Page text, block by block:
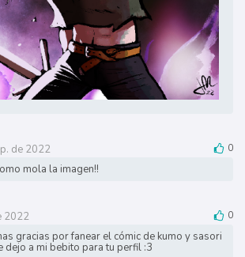
de 2022
0
mola la imagen!!
2022
0
gracias por fanear el cómic de kumo y sasori
dejo a mi bebito para tu perfil :3